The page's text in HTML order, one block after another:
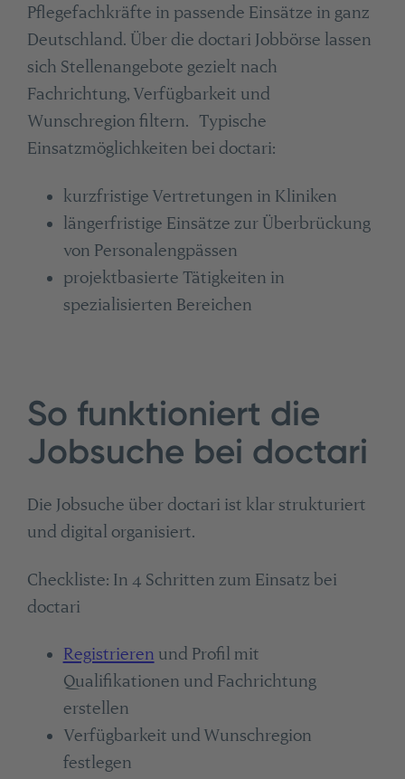
Pflegefachkräfte in passende Einsätze in ganz
Deutschland. Über die doctari Jobbörse lassen
sich Stellenangebote gezielt nach
Fachrichtung, Verfügbarkeit und
Wunschregion filtern. Typische
Einsatzmöglichkeiten bei doctari:
kurzfristige Vertretungen in Kliniken
längerfristige Einsätze zur Überbrückung
von Personalengpässen
projektbasierte Tätigkeiten in
spezialisierten Bereichen
So funktioniert die
Jobsuche bei doctari
Die Jobsuche über doctari ist klar strukturiert
und digital organisiert.
Checkliste: In 4 Schritten zum Einsatz bei
doctari
Registrieren und Profil mit
Qualifikationen und Fachrichtung
erstellen
Verfügbarkeit und Wunschregion
festlegen